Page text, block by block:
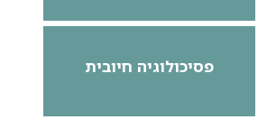
פסיכולוגיה חיובית